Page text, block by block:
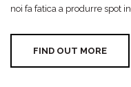
noi fa fatica a produrre spot
FIND OUT MORE